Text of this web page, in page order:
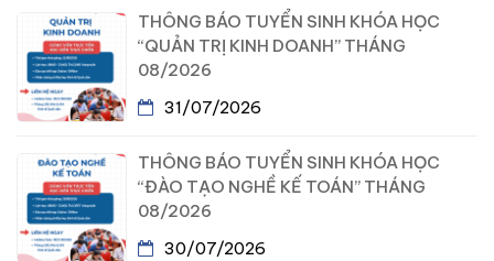
THÔNG BÁO TUYỂN SINH KHÓA HỌC
“QUẢN TRỊ KINH DOANH” THÁNG
08/2026
31/07/2026
THÔNG BÁO TUYỂN SINH KHÓA HỌC
“ĐÀO TẠO NGHỀ KẾ TOÁN” THÁNG
08/2026
30/07/2026